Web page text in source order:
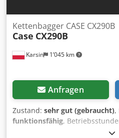
Karsin 1’045 km
Kettenbagger CASE CX290B
Case CX290B
Anfragen
Zustand: sehr gut (gebraucht),
funktionsfähig,
CASE CX290B Kawasaki